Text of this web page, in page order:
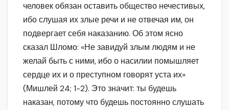
человек обязан оставить общество нечестивых,
ибо слушая их злые речи и не отвечая им, он
подвергает себя наказанию. Об этом ясно
сказал Шломо: «Не завидуй злым людям и не
желай быть с ними, ибо о насилии помышляет
сердце их и о преступном говорят уста их»
(Мишлей 24; 1-2). Это значит: ты будешь
наказан, потому что будешь постоянно слушать